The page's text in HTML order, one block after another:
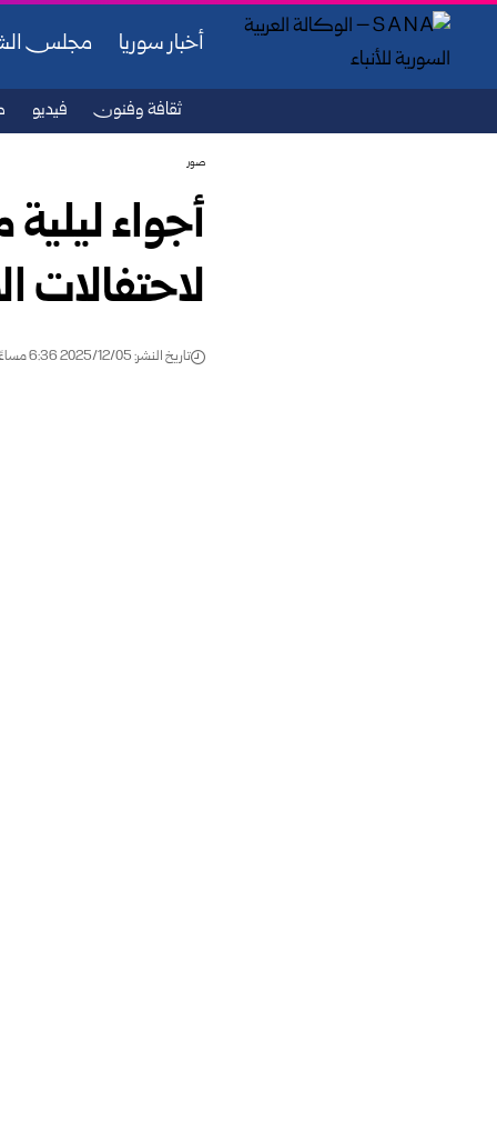
أخبار سوريا مجلس
ثقافة وفنون فيديو
صور
أجواء
لاحتفالات
تاريخ النشر: 2025/12/05 6:36 مساءً